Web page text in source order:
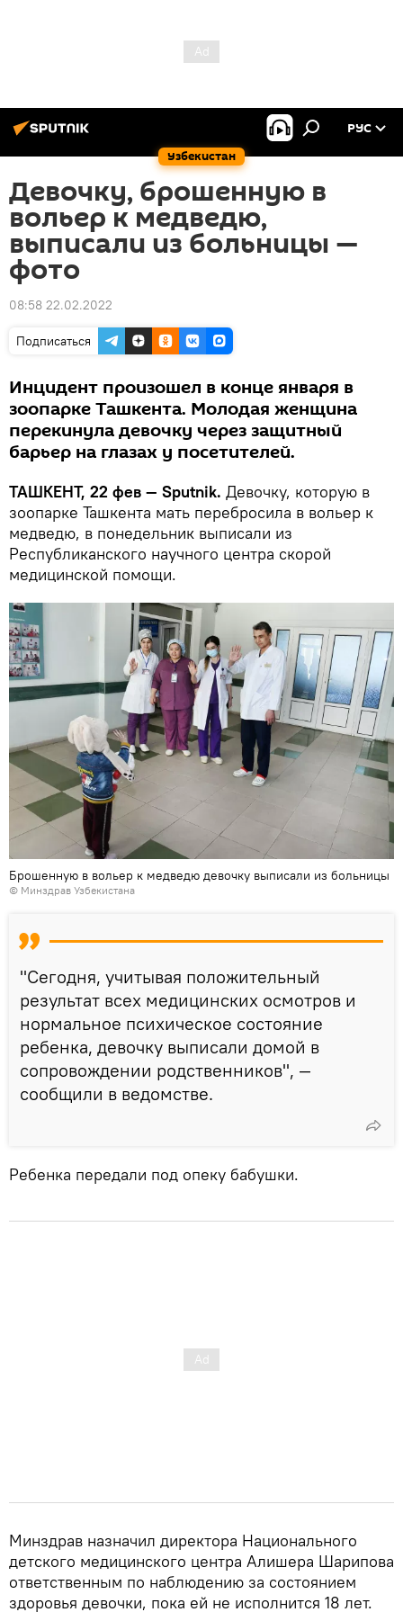
Узбекистан
РУС
Девочку, брошенную в
вольер к медведю,
выписали из больницы —
фото
08:58 22.02.2022
Подписаться
Инцидент произошел в конце января в
зоопарке Ташкента. Молодая женщина
перекинула девочку через защитный
барьер на глазах у посетителей.
ТАШКЕНТ, 22 фев — Sputnik. Девочку, которую в
зоопарке Ташкента мать перебросила в вольер к
медведю, в понедельник выписали из
Республиканского научного центра скорой
медицинской помощи.
Брошенную в вольер к медведю девочку выписали из больницы
© Минздрав Узбекистана
"Сегодня, учитывая положительный
результат всех медицинских осмотров и
нормальное психическое состояние
ребенка, девочку выписали домой в
сопровождении родственников", —
сообщили в ведомстве.
Ребенка передали под опеку бабушки.
Минздрав назначил директора Национального
детского медицинского центра Алишера Шарипова
ответственным по наблюдению за состоянием
здоровья девочки, пока ей не исполнится 18 лет.